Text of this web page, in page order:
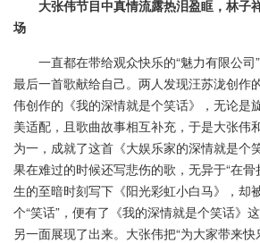
大张伟节目中真情流露热泪盈眶，林子
场
一直都在带给观众快乐的“魅力有限公司
最后一首歌献给自己。两人发现汪苏泷创作
伟创作的《我的深情就是个笑话》，无论是
美适配，且歌曲故事相互补充，于是大张伟
为一，成就了这首《大娱乐家的深情就是个
果在难过的时候还写悲伤的歌，无异于“在骨
生的至暗时刻写下《阳光彩虹小白马》，却
个“笑话”，便有了《我的深情就是个笑话》
另一面展现了出来。大张伟把“为大家带来